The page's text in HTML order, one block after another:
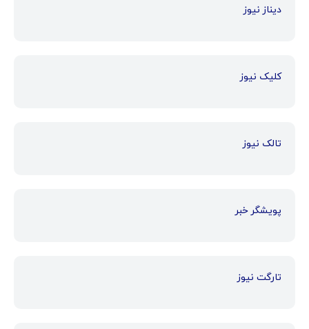
دیناز نیوز
کلیک نیوز
تالک نیوز
پویشگر خبر
تارگت نیوز